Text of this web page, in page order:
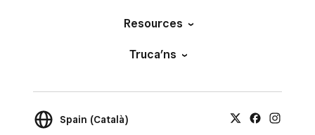
Resources
Truca’ns
Spain (Català)